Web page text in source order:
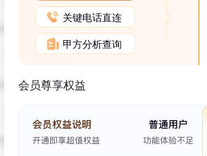
关键电话直连
甲方分析查询
会员尊享权益